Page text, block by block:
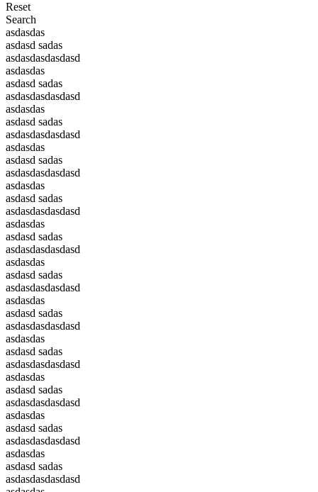
Reset
Search
asdasdas
asdasd sadas
asdasdasdasdasd
asdasdas
asdasd sadas
asdasdasdasdasd
asdasdas
asdasd sadas
asdasdasdasdasd
asdasdas
asdasd sadas
asdasdasdasdasd
asdasdas
asdasd sadas
asdasdasdasdasd
asdasdas
asdasd sadas
asdasdasdasdasd
asdasdas
asdasd sadas
asdasdasdasdasd
asdasdas
asdasd sadas
asdasdasdasdasd
asdasdas
asdasd sadas
asdasdasdasdasd
asdasdas
asdasd sadas
asdasdasdasdasd
asdasdas
asdasd sadas
asdasdasdasdasd
asdasdas
asdasd sadas
asdasdasdasdasd